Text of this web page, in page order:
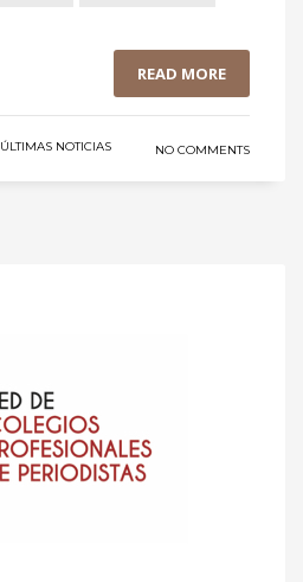
READ MORE
ÚLTIMAS NOTICIAS NO COMMENTS